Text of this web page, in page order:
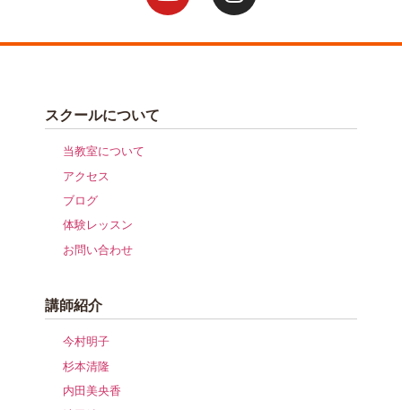
スクールについて
当教室について
アクセス
ブログ
体験レッスン
お問い合わせ
講師紹介
今村明子
杉本清隆
内田美央香